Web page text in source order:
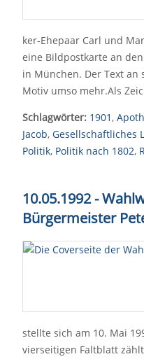
ker-Ehepaar Carl und
eine Bildpostkarte an
in München. Der Text an
Motiv umso mehr.Als
Schlagwörter: 1901,
Jacob, Gesellschaftliches
Politik, Politik nach 1802,
10.05.1992 -
Bürgermeister
stellte sich am 10. Mai
vierseitigen Faltblatt